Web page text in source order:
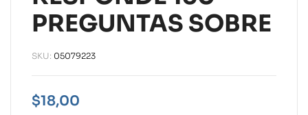
PREGUNTAS SOBRE
SKU: 05079223
$18,00